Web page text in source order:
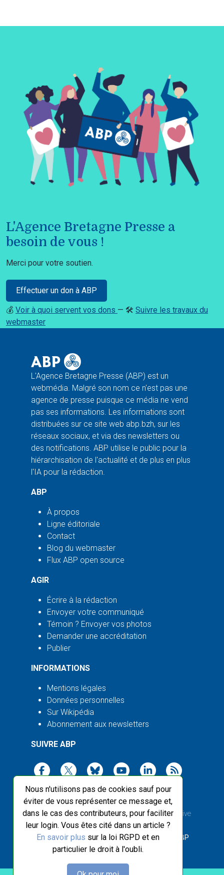
Nous n'utilisons pas de cookies sauf pour
éviter de vous représenter ce message et,
dans le cas des contributeurs, pour faciliter
leur login. Vous êtes cité dans un article ?
En savoir plus sur la loi RGPD et en
particulier le droit à l'oubli.
L'Agence Bretagne Presse a
besoin de vous !
Merci pour votre soutien.
Effectuer un don à ABP
💰 Voir à quoi servent vos dons — 🛠️ Suivre les travaux du
webmaster
L'Agence Bretagne Presse (ABP) est un
webmédia. Malgré son nom ce n'est pas une
agence de presse puisque ce média ne vend
pas ses informations. Les informations sont
distribuées sur ce site web abp.bzh, sur les
réseaux sociaux, et via des newsletters ou
des notifications. ABP utilise le public pour la
hiérarchisation de l'actualité et de plus en plus
l'IA pour la rédaction.
ABP
À propos
Ligne éditoriale
Contact
Blog du webmaster
Flux ABP open source
AGIR
Écrire à la rédaction
Envoyer votre communiqué
Témoin ? Envoyer vos photos
Demander une accréditation
Publier
INFORMATIONS
Mentions légales
Données personnelles
Sur Wikipédia
Abonnement aux newsletters
SUIVRE ABP
2003-2026 ©Agence Bretagne Presse, sauf Creative
Commons
Front-end design :Breizhek Studio , Back-end : ABP